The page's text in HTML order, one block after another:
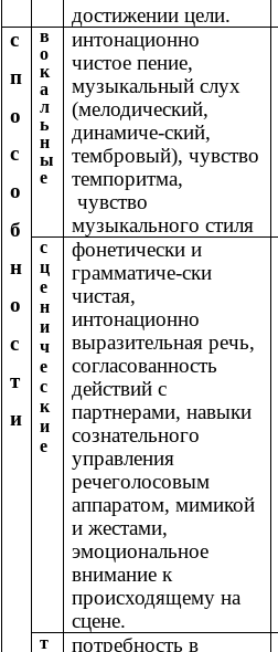
достижении цели.
с
п
о
с
о
б
н
о
с
т
и
в
о
к
а
л
ь
н
ы
е
интонационно
чистое пение,
музыкальный слух
(мелодический,
динамиче-ский,
тембровый), чувство
темпоритма,
чувство
музыкального стиля
с
ц
е
н
и
ч
е
с
к
и
е
фонетически и
грамматиче-ски
чистая,
интонационно
выразительная речь,
согласованность
действий с
партнерами, навыки
сознательного
управления
речеголосовым
аппаратом, мимикой
и жестами,
эмоциональное
внимание к
происходящему на
сцене.
т потребность в